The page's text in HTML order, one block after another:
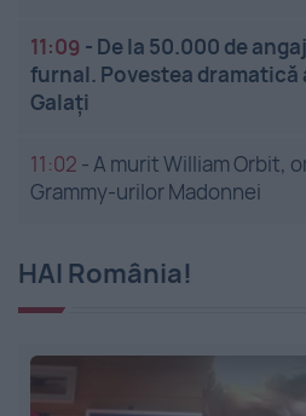
11:09 - De la 50.000 de
furnal. Povestea dramatică
Galați
11:02 - A murit William Orbit,
Grammy-urilor Madonnei
HAI România!